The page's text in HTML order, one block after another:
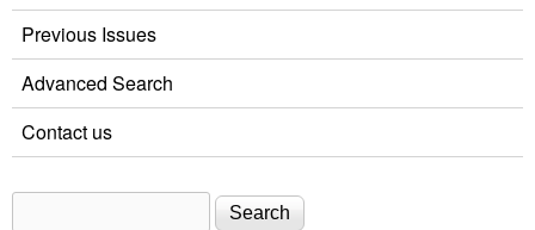
Previous Issues
Advanced Search
Contact us